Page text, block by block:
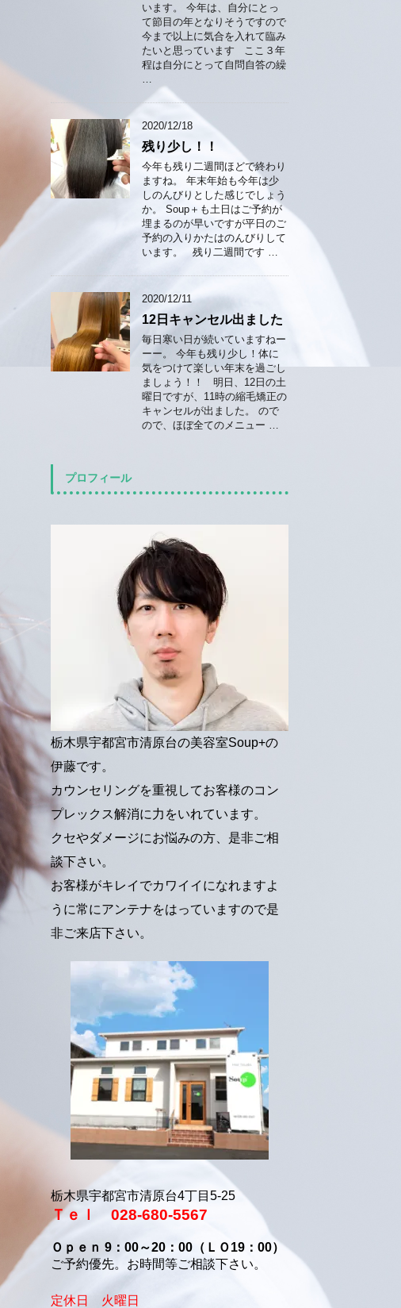
います。 今年は、自分にとっ
て節目の年となりそうですので
今まで以上に気合を入れて臨み
たいと思っています ここ３年
程は自分にとって自問自答の繰
…
2020/12/18
残り少し！！
今年も残り二週間ほどで終わり
ますね。 年末年始も今年は少
しのんびりとした感じでしょう
か。 Soup＋も土日はご予約が
埋まるのが早いですが平日のご
予約の入りかたはのんびりして
います。 残り二週間です …
2020/12/11
12日キャンセル出ました
毎日寒い日が続いていますねー
ーー。 今年も残り少し！体に
気をつけて楽しい年末を過ごし
ましょう！！ 明日、12日の土
曜日ですが、11時の縮毛矯正の
キャンセルが出ました。 ので
ので、ほぼ全てのメニュー …
プロフィール
栃木県宇都宮市清原台の美容室Soup+の
伊藤です。
カウンセリングを重視してお客様のコン
プレックス解消に力をいれています。
クセやダメージにお悩みの方、是非ご相
談下さい。
お客様がキレイでカワイイになれますよ
うに常にアンテナをはっていますので是
非ご来店下さい。
栃木県宇都宮市清原台4丁目5-25
Ｔｅｌ 028-680-5567
Ｏｐｅｎ 9：00～20：00（ＬＯ19：00）
ご予約優先。お時間等ご相談下さい。
定休日 火曜日